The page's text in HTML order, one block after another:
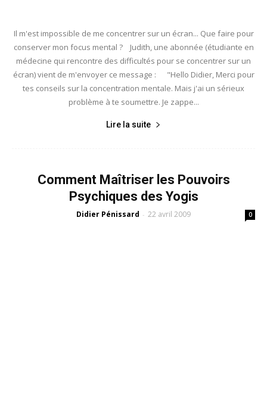
Il m'est impossible de me concentrer sur un écran... Que faire pour
conserver mon focus mental ? Judith, une abonnée (étudiante en
médecine qui rencontre des difficultés pour se concentrer sur un
écran) vient de m'envoyer ce message : "Hello Didier, Merci pour
tes conseils sur la concentration mentale. Mais j'ai un sérieux
problème à te soumettre. Je zappe...
Lire la suite
Comment Maîtriser les Pouvoirs
Psychiques des Yogis
Didier Pénissard - 22 avril 2009 0